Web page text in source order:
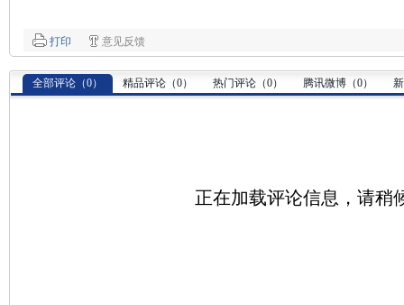
打印 意见反馈
全部评论（0） 精品评论（0） 热门评论（0） 腾讯微博（0）
正在加载评论信息，请稍